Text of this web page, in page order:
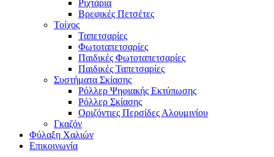
Ριχτάρια
Βρεφικές Πετσέτες
Τοίχος
Ταπετσαρίες
Φωτοταπετσαρίες
Παιδικές Φωτοταπετσαρίες
Παιδικές Ταπετσαρίες
Συστήματα Σκίασης
Ρόλλερ Ψηφιακής Εκτύπωσης
Ρόλλερ Σκίασης
Οριζόντιες Περσίδες Αλουμινίου
Γκαζόν
Φύλαξη Χαλιών
Επικοινωνία